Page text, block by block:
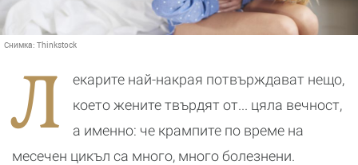
Снимка: Thinkstock
Л
екарите най-накрая потвърждават нещо,
което жените твърдят от... цяла вечност,
а именно: че крампите по време на
месечен цикъл са много, много болезнени.